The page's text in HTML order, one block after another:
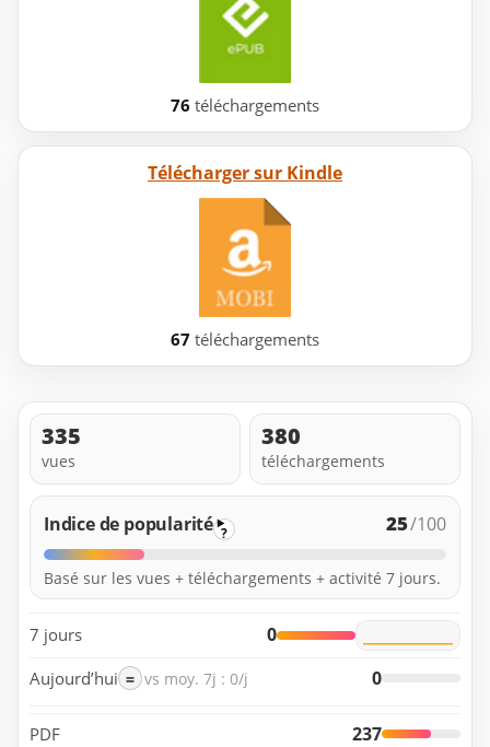
76 téléchargements
Télécharger sur Kindle
67 téléchargements
335
vues
380
téléchargements
Indice de popularité ? 25/100
Basé sur les vues + téléchargements + activité 7 jours.
7 jours 0
Aujourd’hui = vs moy. 7j : 0/j 0
PDF 237